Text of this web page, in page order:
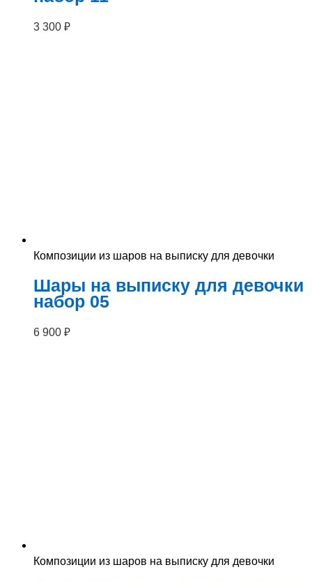
3 300 ₽
Композиции из шаров на выписку для девочки
Шары на выписку для девочки
набор 05
6 900 ₽
Композиции из шаров на выписку для девочки